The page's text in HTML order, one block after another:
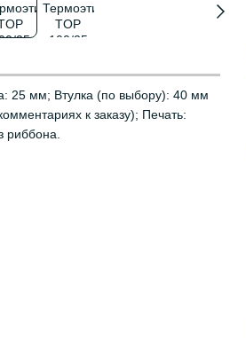
25 мм; Втулка (по выбору): 40 мм
к заказу); Печать:
риббона.